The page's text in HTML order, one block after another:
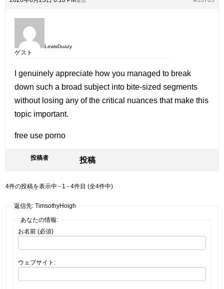
LewisDuazy
ゲスト
I genuinely appreciate how you managed to break
down such a broad subject into bite-sized segments
without losing any of the critical nuances that make this
topic important.
free use porno
投稿者 投稿
4件の投稿を表示中 - 1 - 4件目 (全4件中)
返信先: TimsothyHoigh
あなたの情報:
お名前 (必須)
ウェブサイト: